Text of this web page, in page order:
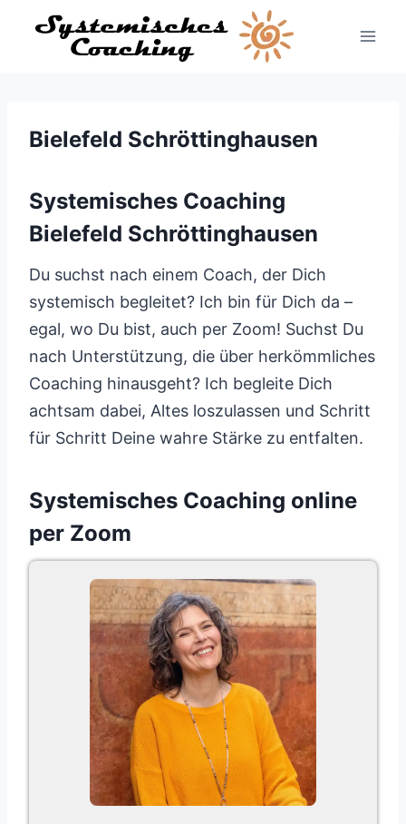
Inhalt
Bielefeld Schröttinghausen
Systemisches Coaching
Bielefeld Schröttinghausen
Du suchst nach einem Coach, der Dich
systemisch begleitet? Ich bin für Dich da –
egal, wo Du bist, auch per Zoom! Suchst Du
nach Unterstützung, die über herkömmliches
Coaching hinausgeht? Ich begleite Dich
achtsam dabei, Altes loszulassen und Schritt
für Schritt Deine wahre Stärke zu entfalten.
Systemisches Coaching online
per Zoom